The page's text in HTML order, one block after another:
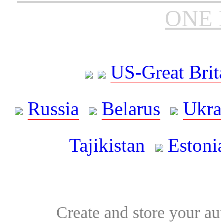
ONE
US-Great
Russia
Belarus
Tajikistan
Create and store your